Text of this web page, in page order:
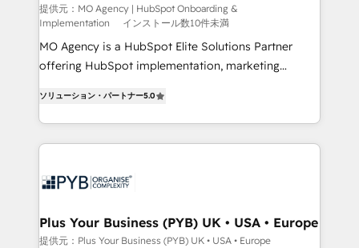
and implementation. - Pre-built and custom
integrations across your full tech stack. - Custom
object setup, CMS builds, and full-funnel automation.
- Dashboards, lifecycle campaigns, and lead
Ongoing optimization, managed support, and
scalable retainers. Let’s make HubSpot your most
drive results.
提供元：MO Agency | HubSpot Onboarding &
Implementation
インストール数10件未満
MO Agency is a HubSpot Elite Solutions Partner
offering HubSpot implementation, marketing
paid media, content marketing, AEO and GEO (AI
search optimisation), and HubSpot Content Hub and
WordPress development. We work with enterprise
professional services, financial services and
Town, Dubai & London. 500+ HubSpot CRM
implementations delivered. AI visibility coverage
ソリューション・パートナー5.0
Plus Your Business (PYB) UK • USA • Europe
提供元：Plus Your Business (PYB) UK • USA • Europe